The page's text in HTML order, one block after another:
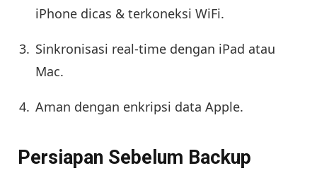
iPhone dicas & terkoneksi WiFi.
Sinkronisasi real-time dengan iPad atau
Mac.
Aman dengan enkripsi data Apple.
Persiapan Sebelum Backup